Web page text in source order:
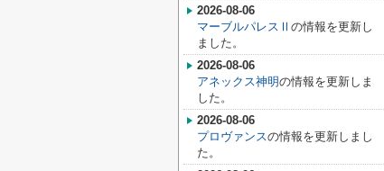
2026-08-06
マーブルパレスⅡ の情報を更新し
ました。
2026-08-06
アネックス神明の情報を更新しま
した。
2026-08-06
プロヴァンスの情報を更新しまし
た。